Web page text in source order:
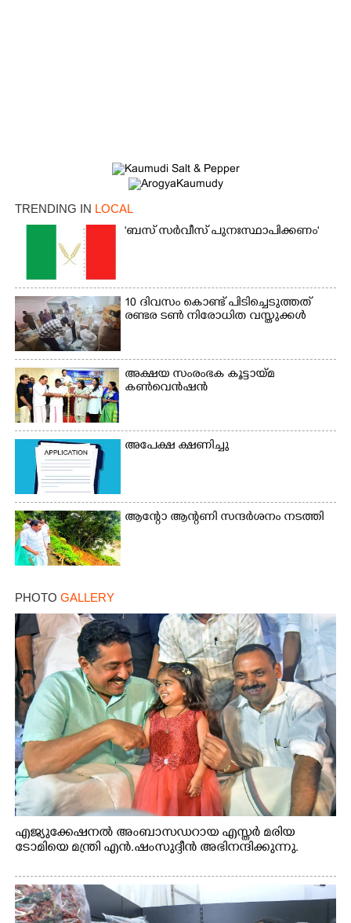
TRENDING IN LOCAL
'ബസ് സർവീസ് പുനഃസ്ഥാപിക്കണം'
10 ദിവസം കൊണ്ട് പിടിച്ചെടുത്തത്
രണ്ടര ടൺ നിരോധിത വസ്തുക്കൾ
അക്ഷയ സംരംഭക കൂട്ടായ്മ
കൺവെൻഷൻ
അപേക്ഷ ക്ഷണിച്ചു
ആന്റോ ആന്റണി​ സന്ദർശനം നടത്തി​
PHOTO GALLERY
എജ്യുക്കേഷനൽ അംബാസഡറായ എസ്തർ മരിയ
ടോമിയെ മന്ത്രി എൻ.ഷംസുദ്ദീൻ അഭിനന്ദിക്കുന്നു.